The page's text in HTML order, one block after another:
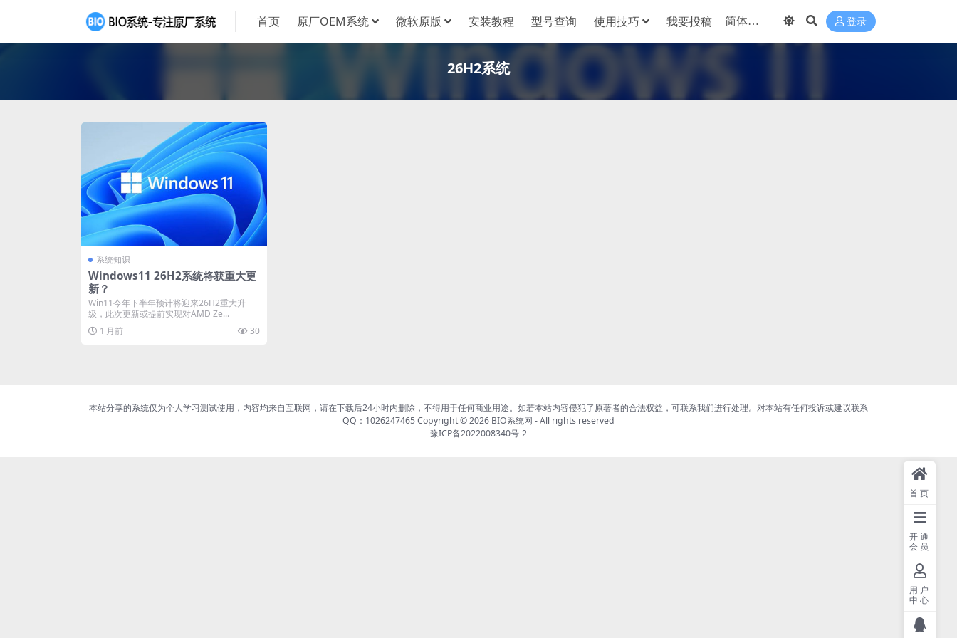
首页 原厂OEM系统 微软原版 安装教程 型号查询 使用技巧 我要投稿 登录
26H2系统
系统知识
Windows11 26H2系统将获重大更
新？
Win11今年下半年预计将迎来26H2重大升
级，此次更新或提前实现对AMD Ze...
1 月前
30
本站分享的系统仅为个人学习测试使用，内容均来自互联网，请在下载后24小时内删除，不得用于任何商业用途。如若本站内容侵犯了原著者的合法权益，可联系我们进行处理。对本站有任何投诉或建议联系
QQ：1026247465 Copyright © 2026 BIO系统网 - All rights reserved
豫ICP备2022008340号-2
首页
开通
会员
用户
中心